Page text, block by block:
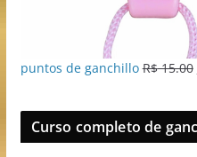
puntos de ganchillo R$15.00
Curso completo de